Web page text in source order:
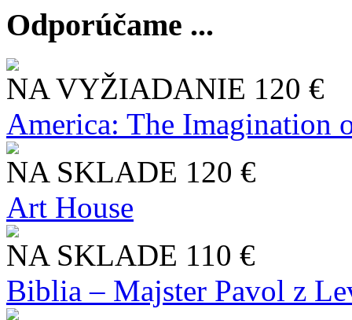
Odporúčame ...
NA VYŽIADANIE 120 €
America: The Imagination
NA SKLADE 120 €
Art House
NA SKLADE 110 €
Biblia – Majster Pavol z